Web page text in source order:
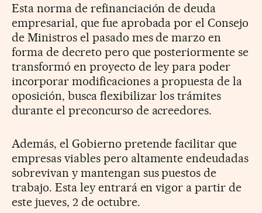
Esta norma de refinanciación de deuda
empresarial, que fue aprobada por el Consejo
de Ministros el pasado mes de marzo en
forma de decreto pero que posteriormente se
transformó en proyecto de ley para poder
incorporar modificaciones a propuesta de la
oposición, busca flexibilizar los trámites
durante el preconcurso de acreedores.
Además, el Gobierno pretende facilitar que
empresas viables pero altamente endeudadas
sobrevivan y mantengan sus puestos de
trabajo. Esta ley entrará en vigor a partir de
este jueves, 2 de octubre.